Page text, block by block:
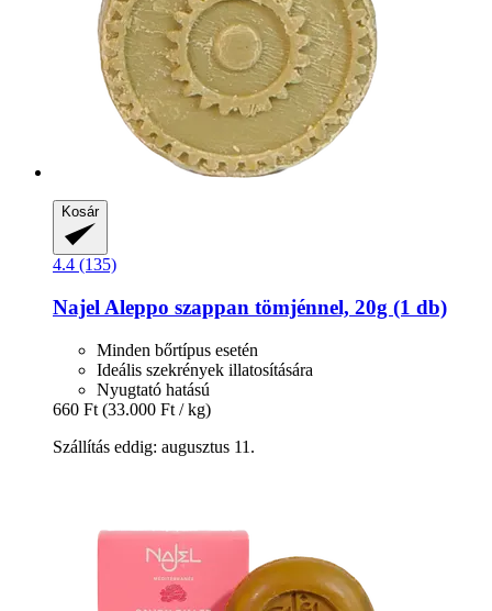
Kosár
4.4 (135)
Najel Aleppo szappan tömjénnel, 20g (1 db)
Minden bőrtípus esetén
Ideális szekrények illatosítására
Nyugtató hatású
660 Ft (33.000 Ft / kg)
Szállítás eddig: augusztus 11.